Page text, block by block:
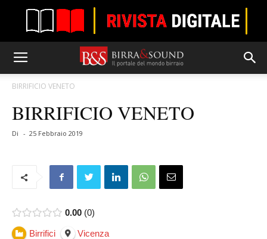
BIRRIFICIO VENETO
BIRRIFICIO VENETO
Di - 25 Febbraio 2019
0.00 0
Birrifici Vicenza